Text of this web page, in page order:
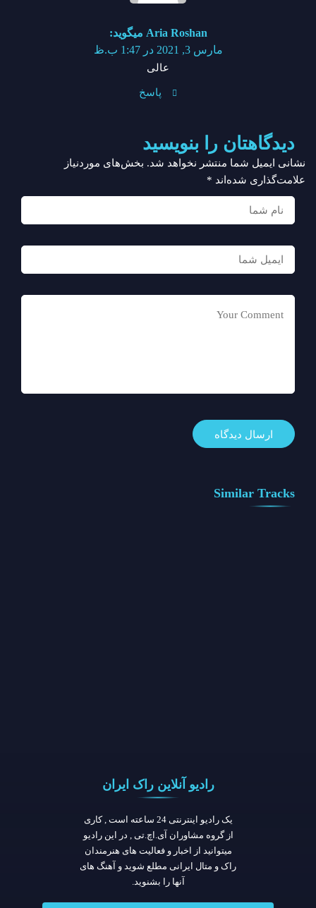
Aria Roshan میگوید:
مارس 3, 2021 در 1:47 ب.ظ
عالی
پاسخ
دیدگاهتان را بنویسید
نشانی ایمیل شما منتشر نخواهد شد. بخش‌های موردنیاز
علامت‌گذاری شده‌اند *
Similar Tracks
رادیو آنلاین راک ایران
یک رادیو اینترنتی 24 ساعته است , کاری
از گروه مشاوران آی.اچ.تی , در این رادیو
میتوانید از اخبار و فعالیت های هنرمندان
راک و متال ایرانی مطلع شوید و آهنگ های
آنها را بشنوید.